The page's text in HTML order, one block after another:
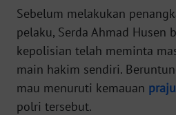
Sebelum melakukan
pelaku, Serda Ahmad Husen
kepolisian telah meminta
main hakim sendiri.
mau menuruti kemauan
polri tersebut.
WN
JAKARTA